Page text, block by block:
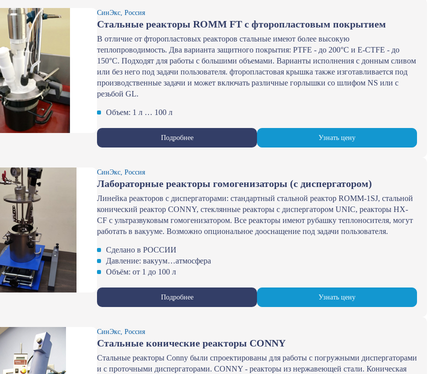
СинЭкс, Россия
Стальные реакторы ROMM FT с фторопластовым покрытием
В отличие от фторопластовых реакторов стальные имеют более высокую
теплопроводимость. Два варианта защитного покрытия: PTFE - до 200°С и E-CTFE - до
150°С. Подходят для работы с большими объемами. Варианты исполнения с донным сливом
или без него под задачи пользователя. фторопластовая крышка также изготавливается под
производственные задачи и может включать различные горлышки со шлифом NS или с
резьбой GL.
Объем: 1 л … 100 л
Подробнее Узнать цену
СинЭкс, Россия
Лабораторные реакторы гомогенизаторы (с диспергатором)
Линейка реакторов с диспергаторами: стандартный стальной реактор ROMM-1SJ, стальной
конический реактор CONNY, стеклянные реакторы с диспергатором UNIC, реакторы HX-
CF с ультразвуковым гомогенизатором. Все реакторы имеют рубашку теплоносителя, могут
работать в вакууме. Возможно опциональное дооснащение под задачи пользователя.
Сделано в РОССИИ
Давление: вакуум…атмосфера
Объём: от 1 до 100 л
Подробнее Узнать цену
СинЭкс, Россия
Стальные конические реакторы CONNY
Стальные реакторы Conny были спроектированы для работы с погружными диспергаторами
и с проточными диспергаторами. CONNY - реакторы из нержавеющей стали. Коническая